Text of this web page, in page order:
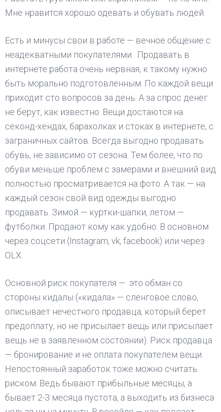
Мне нравится хорошо одевать и обувать людей.
Есть и минусы свои в работе — вечное общение с
неадекватными покупателями. Продавать в
интернете работа очень нервная, к такому нужно
быть морально подготовленным. По каждой вещи
приходит сто вопросов за день. А за спрос денег
не берут, как известно. Вещи достаются на
секонд-хендах, барахолках и стоках в интернете, с
заграничных сайтов. Всегда выгодно продавать
обувь, не зависимо от сезона. Тем более, что по
обуви меньше проблем с замерами и внешний вид
полностью просматривается на фото. А так — на
каждый сезон свой вид одежды выгодно
продавать. Зимой — куртки-шапки, летом —
футболки. Продают кому как удобно. В основном
через соцсети (Instagram, vk, facebook) или через
OLX.
Основной риск покупателя — это обман со
стороны кидалы («кидала» — сленговое слово,
описывает нечестного продавца, который берет
предоплату, но не присылает вещь или присылает
вещь не в заявленном состоянии). Риск продавца
— бронирование и не оплата покупателем вещи.
Непостоянный заработок тоже можно считать
риском. Ведь бывают прибыльные месяцы, а
бывает 2-3 месяца пустота, а выходить из бизнеса